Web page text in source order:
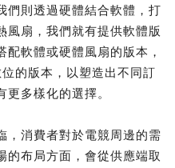
們則透過硬體結合軟體，打
風扇，我們就有提供軟體版
軟體或硬體風扇的版本，
的版本，以塑造出不同訂
多樣化的選擇。
，消費者對於電競周邊的需
的布局方面，會從供應端取